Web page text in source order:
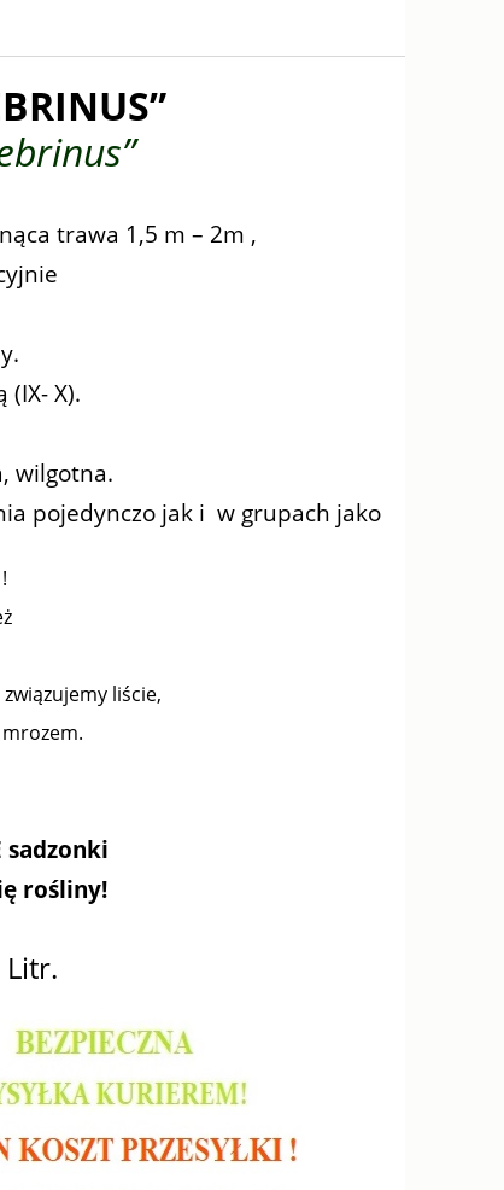
trawa 1,5 m – 2m ,
X).
wilgotna.
pojedynczo jak i w grupach jako
liście,
sadzonki
rośliny!